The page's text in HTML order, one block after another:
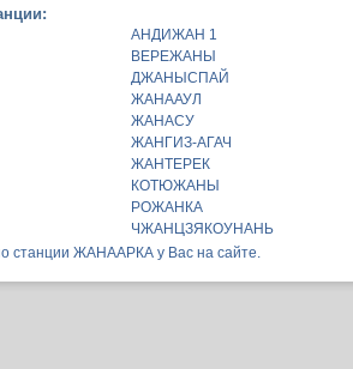
АНДИЖАН 1
ВЕРЕЖАНЫ
ДЖАНЫСПАЙ
ЖАНААУЛ
ЖАНАСУ
ЖАНГИЗ-АГАЧ
ЖАНТЕРЕК
КОТЮЖАНЫ
РОЖАНКА
ЧЖАНЦЗЯКОУНАНЬ
станции ЖАНААРКА у Вас на сайте.